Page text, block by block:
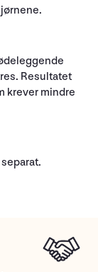
Resultatet
krever mindre